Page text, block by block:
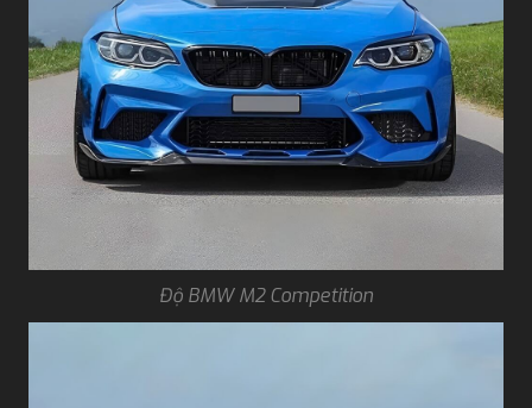
Độ BMW M2 Competition